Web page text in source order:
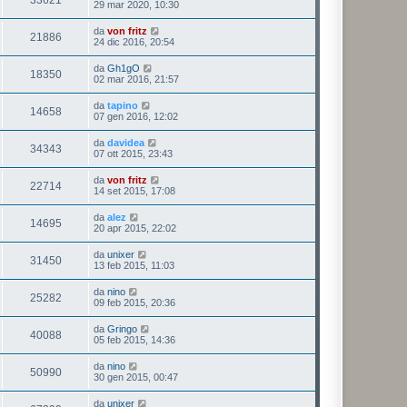
29 mar 2020, 10:30
21886 da von fritz
24 dic 2016, 20:54
18350 da Gh1gO
02 mar 2016, 21:57
14658 da tapino
07 gen 2016, 12:02
34343 da davidea
07 ott 2015, 23:43
22714 da von fritz
14 set 2015, 17:08
14695 da alez
20 apr 2015, 22:02
31450 da unixer
13 feb 2015, 11:03
25282 da nino
09 feb 2015, 20:36
40088 da Gringo
05 feb 2015, 14:36
50990 da nino
30 gen 2015, 00:47
da unixer